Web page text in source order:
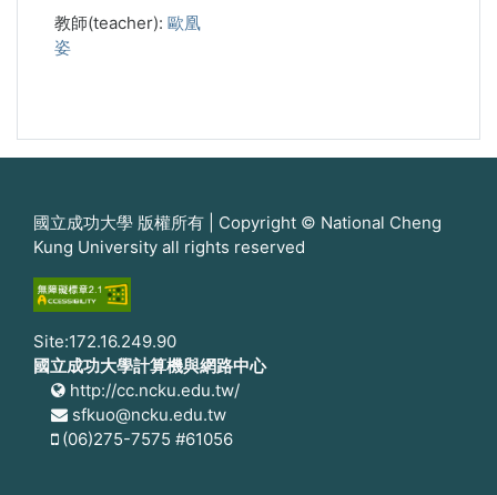
教師(teacher): 歐凰
姿
國立成功大學 版權所有 | Copyright © National Cheng
Kung University all rights reserved
Site:172.16.249.90
國立成功大學計算機與網路中心
http://cc.ncku.edu.tw/
sfkuo@ncku.edu.tw
(06)275-7575 #61056